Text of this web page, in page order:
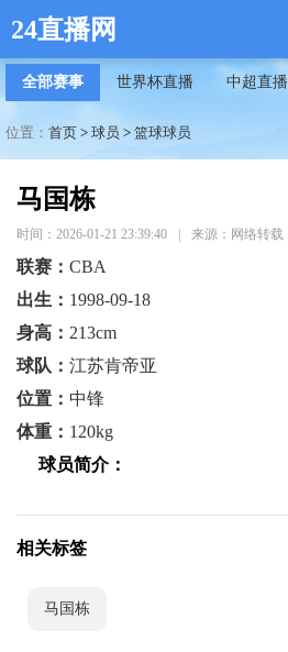
24直播网
全部赛事 世界杯直播 中超直播
位置： 首页 > 球员 > 篮球球员
马国栋
时间：2026-01-21 23:39:40 来源：网络转载
联赛： CBA
出生： 1998-09-18
身高： 213cm
球队： 江苏肯帝亚
位置： 中锋
体重： 120kg
球员简介：
相关标签
马国栋